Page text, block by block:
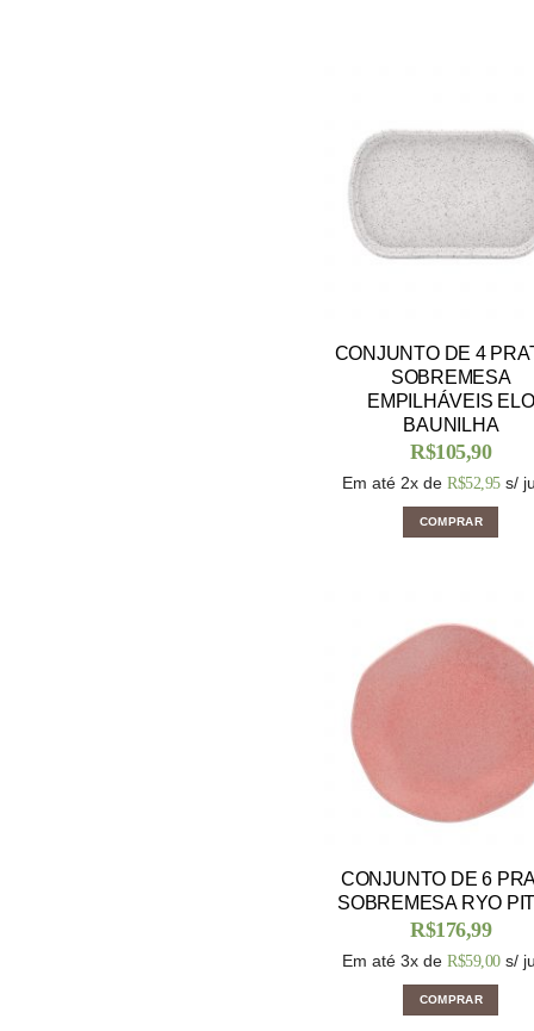
CONJUNTO DE 4
SOBREMESA
EMPILHÁVEIS ELO
BAUNILHA
R$105,90
Em até 2x de R$52,95 s/
COMPRAR
CONJUNTO DE 6
SOBREMESA RYO
R$176,99
Em até 3x de R$59,00 s/
COMPRAR